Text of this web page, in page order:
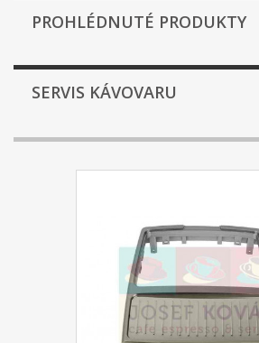
PROHLÉDNUTÉ PRODUKTY
SERVIS KÁVOVARU